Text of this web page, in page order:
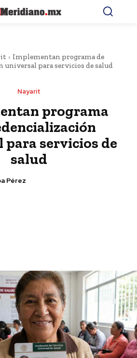
Implementan programa de
universal para servicios de salud
Nayarit
programa
para servicios de
salud
Pérez